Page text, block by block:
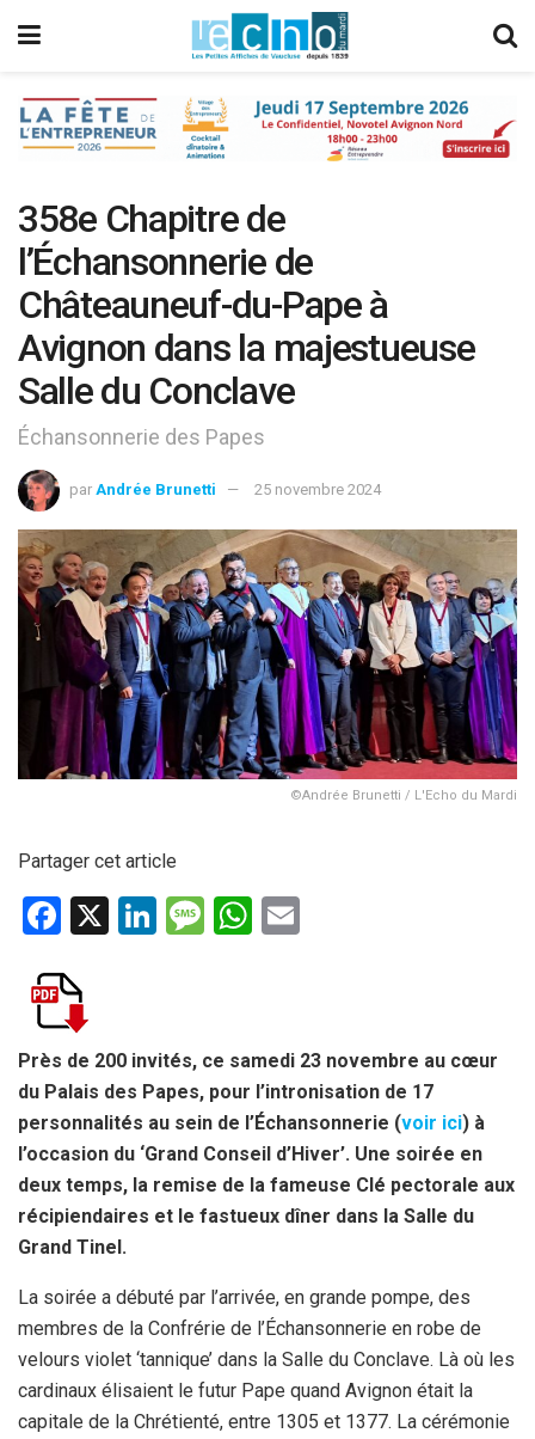
358e Chapitre de
l’Échansonnerie de
Châteauneuf-du-Pape à
Avignon dans la majestueuse
Salle du Conclave
Échansonnerie des Papes
par Andrée Brunetti 25 novembre 2024
©Andrée Brunetti / L'Echo du Mardi
Partager cet article
F
ce
b
o
o
k
X
Li
n
M
g
e
W
A
p
p
Près de 200 invités, ce samedi 23 novembre au cœur
du Palais des Papes, pour l’intronisation de 17
personnalités au sein de l’Échansonnerie (voir ici) à
l’occasion du ‘Grand Conseil d’Hiver’. Une soirée en
deux temps, la remise de la fameuse Clé pectorale aux
récipiendaires et le fastueux dîner dans la Salle du
Grand Tinel.
La soirée a débuté par l’arrivée, en grande pompe, des
membres de la Confrérie de l’Échansonnerie en robe de
velours violet ‘tannique’ dans la Salle du Conclave. Là où les
cardinaux élisaient le futur Pape quand Avignon était la
capitale de la Chrétienté, entre 1305 et 1377. La cérémonie